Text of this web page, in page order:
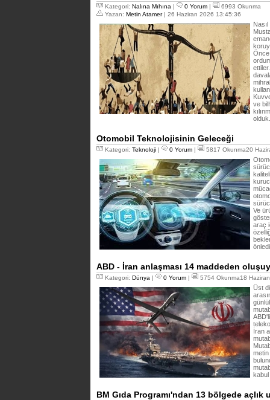
Kategori: Nalına Mıhına | 0 Yorum |
6993 Okunma
Yazan: Metin Atamer| 26 Haziran 2026 13:45:36
Önce
ve
Otomobil Teknolojisinin Geleceği
Kategori: Teknoloji | 0 Yorum | 5817 Okunma20
Ve
araç
ABD - İran anlaşması 14 maddeden
Kategori: Dünya | 0 Yorum | 5754 Okunma18
Üst
İran
BM Gıda Programı'ndan 13 bölgede açlık